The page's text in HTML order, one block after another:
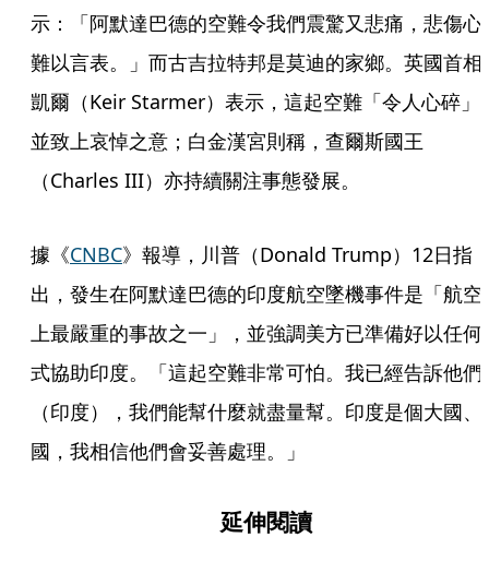
示：「阿默達巴德的空難令我們震驚又悲痛，悲傷心
難以言表。」而古吉拉特邦是莫迪的家鄉。英國首相
凱爾（Keir Starmer）表示，這起空難「令人心碎」
並致上哀悼之意；白金漢宮則稱，查爾斯國王
（Charles III）亦持續關注事態發展。
據《CNBC》報導，川普（Donald Trump）12日指
出，發生在阿默達巴德的印度航空墜機事件是「航空
上最嚴重的事故之一」，並強調美方已準備好以任何
式協助印度。「這起空難非常可怕。我已經告訴他們
（印度），我們能幫什麼就盡量幫。印度是個大國、
國，我相信他們會妥善處理。」
延伸閱讀